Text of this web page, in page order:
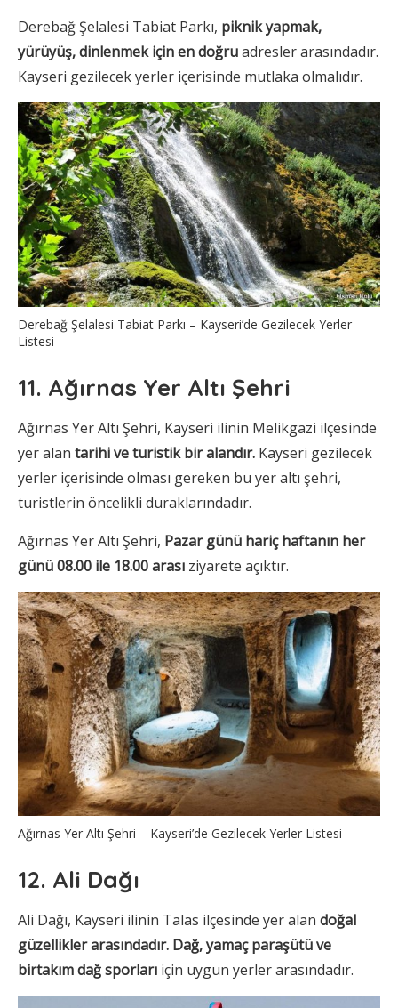
Derebağ Şelalesi Tabiat Parkı, piknik yapmak,
yürüyüş, dinlenmek için en doğruadresler arasındadır.
Kayseri gezilecek yerler içerisinde mutlaka olmalıdır.
Derebağ Şelalesi Tabiat Parkı – Kayseri’de Gezilecek Yerler
Listesi
11. Ağırnas Yer Altı Şehri
Ağırnas Yer Altı Şehri, Kayseri ilinin Melikgazi ilçesinde
yer alan tarihi ve turistik bir alandır. Kayseri gezilecek
yerler içerisinde olması gereken bu yer altı şehri,
turistlerin öncelikli duraklarındadır.
Ağırnas Yer Altı Şehri, Pazar günü hariç haftanın her
günü 08.00 ile 18.00 arası ziyarete açıktır.
Ağırnas Yer Altı Şehri – Kayseri’de Gezilecek Yerler Listesi
12. Ali Dağı
Ali Dağı, Kayseri ilinin Talas ilçesinde yer alan doğal
güzellikler arasındadır. Dağ, yamaç paraşütü ve
birtakım dağ sporları için uygun yerler arasındadır.